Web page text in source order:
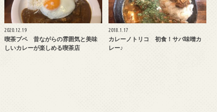
2020.12.19
喫茶プペ 昔ながらの雰囲気と美味
しいカレーが楽しめる喫茶店
2018.1.17
カレーノトリコ 初食！サバ味噌カ
レー♪